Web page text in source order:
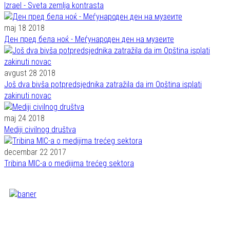
Izrael - Sveta zemlja kontrasta
maj 18 2018
Ден пред бела ноќ - Меѓународен ден на музеите
avgust 28 2018
Još dva bivša potpredsjednika zatražila da im Opština isplati
zakinuti novac
maj 24 2018
Mediji civilnog društva
decembar 22 2017
Tribina MIC-a o medijima trećeg sektora